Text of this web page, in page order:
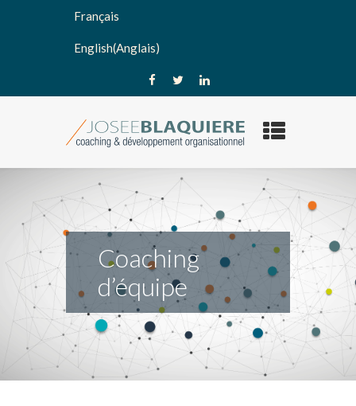
Français
English(Anglais)
Coaching
d’équipe